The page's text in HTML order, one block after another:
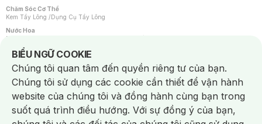
Chăm Sóc Cơ Thể
Kem Tẩy Lông /Dụng Cụ Tẩy Lông
Nước Hoa
Nước Hoa Nữ
Chăm Sóc Cá Nhân
Chống Muỗi /Khẩu Trang /Máy Massage/Mặt Nạ Xông Hơi /Nước Rửa Tay/
Sản Phẩm Chăm Sóc Khác /Bàn Chải Đánh Răng /Bàn Chải Điện/
Hỗ Trợ Trắng Răng/Kem Đánh Răng /Máy Tăm Nước/ Nước Súc Miệng/
Tăm / Chỉ Nha Khoa/ Xịt Thơm Miệng / Dung Dịch Vệ Sinh/Dưỡng Vùng Kín/
Khăn Ướt Vệ Sinh Vùng Kín/Băng Vệ Sinh/Tampon/Bọt Cạo Râu /Dao Cạo Râu/
Máy Cạo Râu
Vấn Đề Về Da
BIỂU NGỮ COOKIE
Notice about cookies usage
Chúng tôi quan tâm đến quyền riêng tư của bạn.
Chúng tôi sử dụng các cookie cần thiết để vận hành
website của chúng tôi và đồng hành cùng bạn trong
suốt quá trình điều hướng. Với sự đồng ý của bạn,